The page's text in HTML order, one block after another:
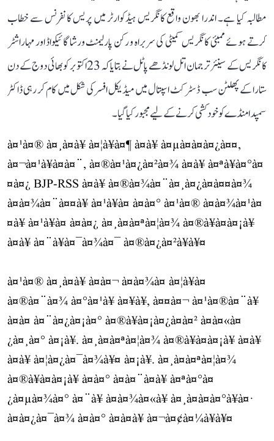
مطالبہ کیا ہے۔ اندرا بھون واقع کانگریس ہیڈکوارٹر میں پریس کانفرنس سے خطاب
کرتے ہوئے ممبئی کانگریس کمیٹی کی سربراہ و رکن پارلیمنٹ ورشا گائیکواڈ اور مہاراشٹر
کانگریس کے سینئر ترجمان اتل لونڈھے پاٹل نے بتایا کہ 23 اکتوبر کو بھائی دوج کے دن
ستارا کے پھلٹن سب ڈسٹرکٹ اسپتال میں میڈیکل افسر کی شکل میں کام کر رہی ڈاکٹر
سمپدا منڈے کو خودکشی کرنے کے لیے مجبور کیا گیا۔
à¤¹à¤® à¤¸à¤­à¥ à¤¦à¥à¤¶ à¤à¥ à¤µà¤à¤à¤¿à¤¤,
à¤¬à¤¹à¥à¤à¤¨, à¤®à¤¹à¤¿à¤²à¤¾ à¤à¥ à¤ªà¥à¤°à¤
¤à¤¿ BJP-RSS à¤à¥ à¤®à¤¾à¤¨à¤¸à¤¿à¤à¤¤à¤¾
à¤à¤¾à¤¨à¤¤à¥ à¤¹à¥à¤ à¤à¤° à¤¹à¤® à¤à¤¾à¤¹à¤
¤à¥ à¤¹à¥à¤ à¤à¤¿ à¤¸à¤à¤ªà¤¦à¤¾ à¤®à¥à¤à¤¡à¥
à¤à¥ à¤¨à¥à¤¯à¤¾à¤¯ à¤®à¤¿à¤²à¥à¥¤
à¤¹à¤® à¤¸à¤­à¥ à¤à¤¬ à¤­à¤¾à¤ à¤¦à¥à¤
à¤®à¤¨à¤¾ à¤°à¤¹à¥ à¤¥à¥, à¤¤à¤¬ à¤¹à¤®à¤¨à¥
à¤à¤ à¤¨à¤¿à¤¡à¤° à¤®à¥à¤¡à¤¿à¤à¤² à¤à¤«à¤
¿à¤¸à¤° à¤¡à¥. à¤¸à¤à¤ªà¤¦à¤¾ à¤®à¥à¤à¤¡à¥ à¤à¥
à¤à¥ à¤¦à¤¿à¤¯à¤¾à¥¤ à¤¡à¥. à¤¸à¤à¤ªà¤¦à¤¾
à¤®à¥à¤à¤¡à¥ à¤à¤° à¤à¤¨à¤à¥ à¤ªà¤°à¤
¿à¤µà¤¾à¤° à¤¨à¥ à¤à¤¾à¤«à¥ à¤¸à¤à¤à¤°à¥à¤·
à¤à¤¿à¤¯à¤¾ à¤à¤° à¤à¤à¥ à¤¬à¤¢à¤¼à¥à¥¤